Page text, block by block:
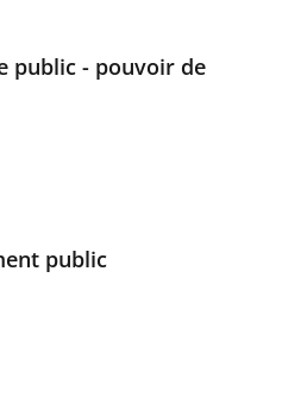
public - pouvoir de
public